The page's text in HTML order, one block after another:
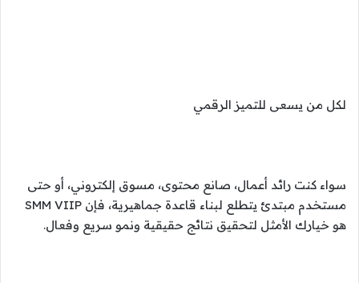
لكل من يسعى للتميز الرقمي
سواء كنت رائد أعمال، صانع محتوى، مسوق إلكتروني، أو حتى
مستخدم مبتدئ يتطلع لبناء قاعدة جماهيرية، فإن SMM VIIP
هو خيارك الأمثل لتحقيق نتائج حقيقية ونمو سريع وفعال.